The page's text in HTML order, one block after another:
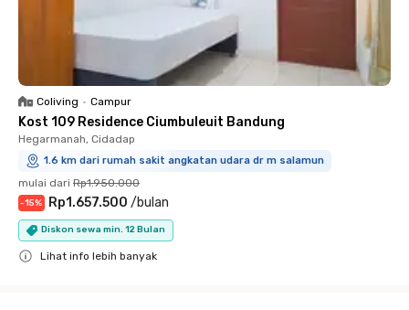
Coliving • Campur
Kost 109 Residence Ciumbuleuit Bandung
Hegarmanah, Cidadap
1.6 km dari rumah sakit angkatan udara dr m salamun
mulai dari Rp1.950.000
-15% Rp1.657.500 /bulan
Diskon sewa min. 12 Bulan
Lihat info lebih banyak